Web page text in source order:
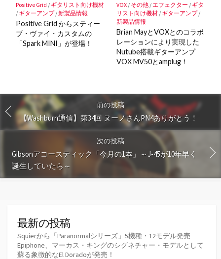
Positive Grid / ギタリスト向け機材
/ ギターアンプ/新製品情報
Positive Grid からスティー
ブ・ヴァイ・カスタムの
「Spark MINI」が登場！
VOX/ その他/ エフェクター / ギタ
リスト向け機材/ ギターアンプ/
新製品情報
Brian MayとVOXとのコラボ
レーションにより実現した
Nutube搭載ギターアンプ
VOX MV50とamplug！
前の投稿
【Washburn通信】第34回 ヌーノさんPN4ありがとう！
次の投稿
Gibsonアコースティック「今月の1本」～J-45が10年早く
誕生していたら～
最新の投稿
Squierから「Paranormalシリーズ」5機種・12モデル発売
Epiphone、マーカス・キングのシグネチャー・モデルとして
蘇る象徴的なEl Doradoが発売！